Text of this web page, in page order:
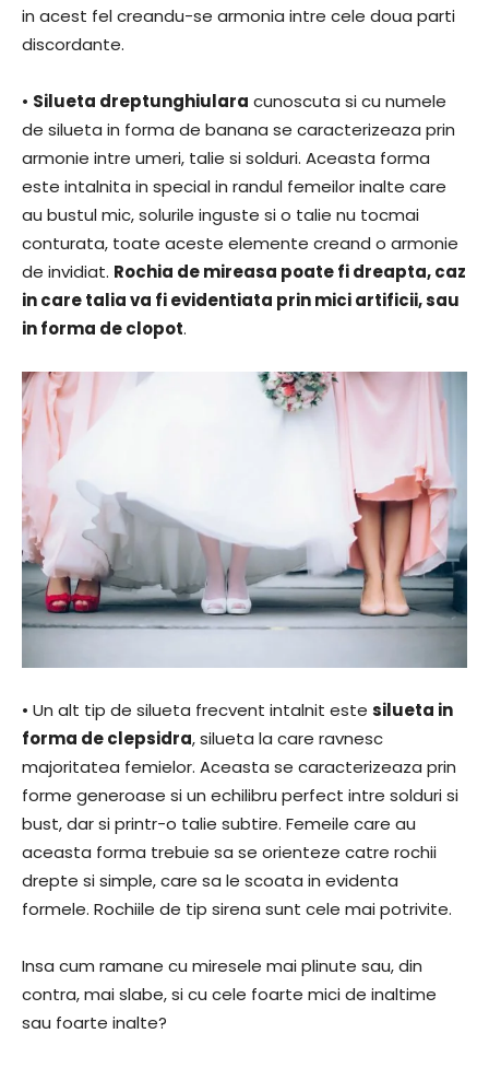
in acest fel creandu-se armonia intre cele doua parti
discordante.
• Silueta dreptunghiulara cunoscuta si cu numele
de silueta in forma de banana se caracterizeaza prin
armonie intre umeri, talie si solduri. Aceasta forma
este intalnita in special in randul femeilor inalte care
au bustul mic, solurile inguste si o talie nu tocmai
conturata, toate aceste elemente creand o armonie
de invidiat. Rochia de mireasa poate fi dreapta, caz
in care talia va fi evidentiata prin mici artificii, sau
in forma de clopot.
• Un alt tip de silueta frecvent intalnit este silueta in
forma de clepsidra, silueta la care ravnesc
majoritatea femielor. Aceasta se caracterizeaza prin
forme generoase si un echilibru perfect intre solduri si
bust, dar si printr-o talie subtire. Femeile care au
aceasta forma trebuie sa se orienteze catre rochii
drepte si simple, care sa le scoata in evidenta
formele. Rochiile de tip sirena sunt cele mai potrivite.
Insa cum ramane cu miresele mai plinute sau, din
contra, mai slabe, si cu cele foarte mici de inaltime
sau foarte inalte?